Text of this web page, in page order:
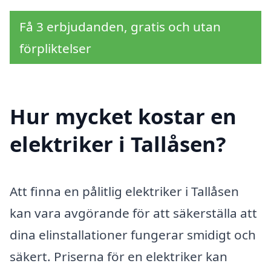
Få 3 erbjudanden, gratis och utan
förpliktelser
Hur mycket kostar en
elektriker i Tallåsen?
Att finna en pålitlig elektriker i Tallåsen
kan vara avgörande för att säkerställa att
dina elinstallationer fungerar smidigt och
säkert. Priserna för en elektriker kan